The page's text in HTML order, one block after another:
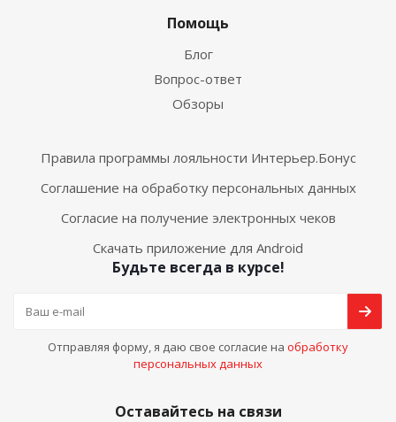
Помощь
Блог
Вопрос-ответ
Обзоры
Правила программы лояльности Интерьер.Бонус
Соглашение на обработку персональных данных
Согласие на получение электронных чеков
Скачать приложение для Android
Будьте всегда в курсе!
Отправляя форму, я даю свое согласие на обработку
персональных данных
Оставайтесь на связи